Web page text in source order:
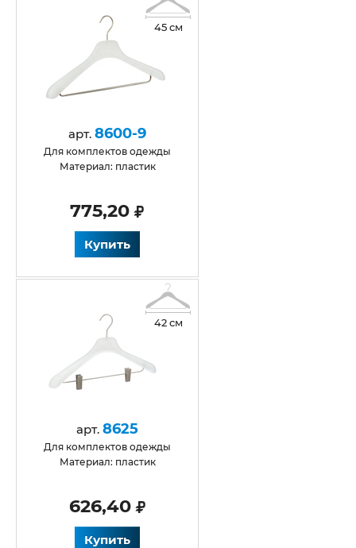
45 см
арт. 8600-9
Для комплектов одежды
Материал: пластик
775,20
Купить
42 см
арт. 8625
Для комплектов одежды
Материал: пластик
626,40
Купить